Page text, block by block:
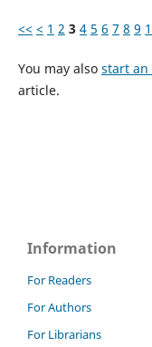
<< < 1 2 3 4 5 6 7 8 9
You may also start an
article.
Information
For Readers
For Authors
For Librarians